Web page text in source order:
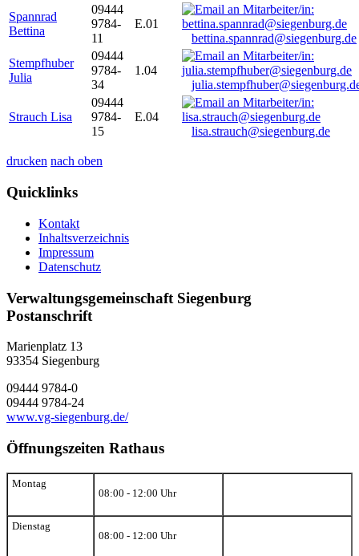
Spannrad
Bettina
09444
9784-
11
E.01
bettina.spannrad@siegenburg.de
Stempfhuber
Julia
09444
9784-
34
1.04
Strauch Lisa
09444
9784-
15
E.04
lisa.strauch@siegenburg.de
drucken nach oben
Quicklinks
Kontakt
Inhaltsverzeichnis
Impressum
Datenschutz
Verwaltungsgemeinschaft Siegenburg
Postanschrift
Marienplatz 13
93354 Siegenburg
09444 9784-0
09444 9784-24
www.vg-siegenburg.de/
Öffnungszeiten Rathaus
Montag
08:00 - 12:00 Uhr
Dienstag
08:00 - 12:00 Uhr